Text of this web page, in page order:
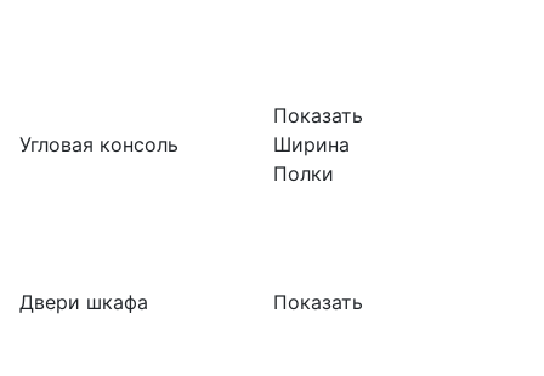
Угловая консоль
Двери шкафа
Показать
Ширина
Полки
Показать